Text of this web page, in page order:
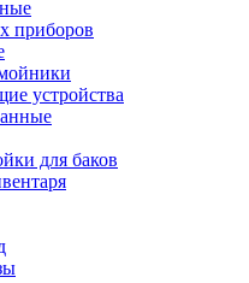
приборов
устройства
для баков